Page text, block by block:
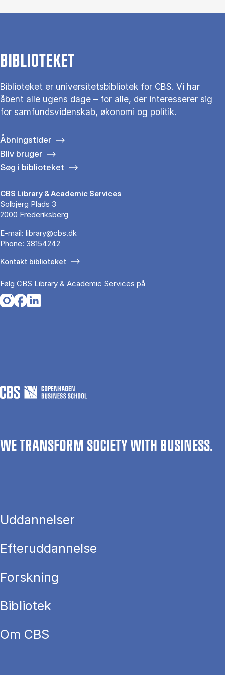
BIBLIOTEKET
Biblioteket er universitetsbibliotek for CBS. Vi har
åbent alle ugens dage – for alle, der interesserer sig
for samfundsvidenskab, økonomi og politik.
Åbningstider
Bliv bruger
Søg i biblioteket
CBS Library & Academic Services
Solbjerg Plads 3
2000 Frederiksberg
E-mail: library@cbs.dk
Phone: 38154242
Kontakt biblioteket
Følg CBS Library & Academic Services på
Opens in a new tab
Opens in a new tab
Opens in a new tab
WE TRANSFORM SOCIETY WITH BUSINESS.
Uddannelser
Efteruddannelse
Forskning
Bibliotek
Om CBS